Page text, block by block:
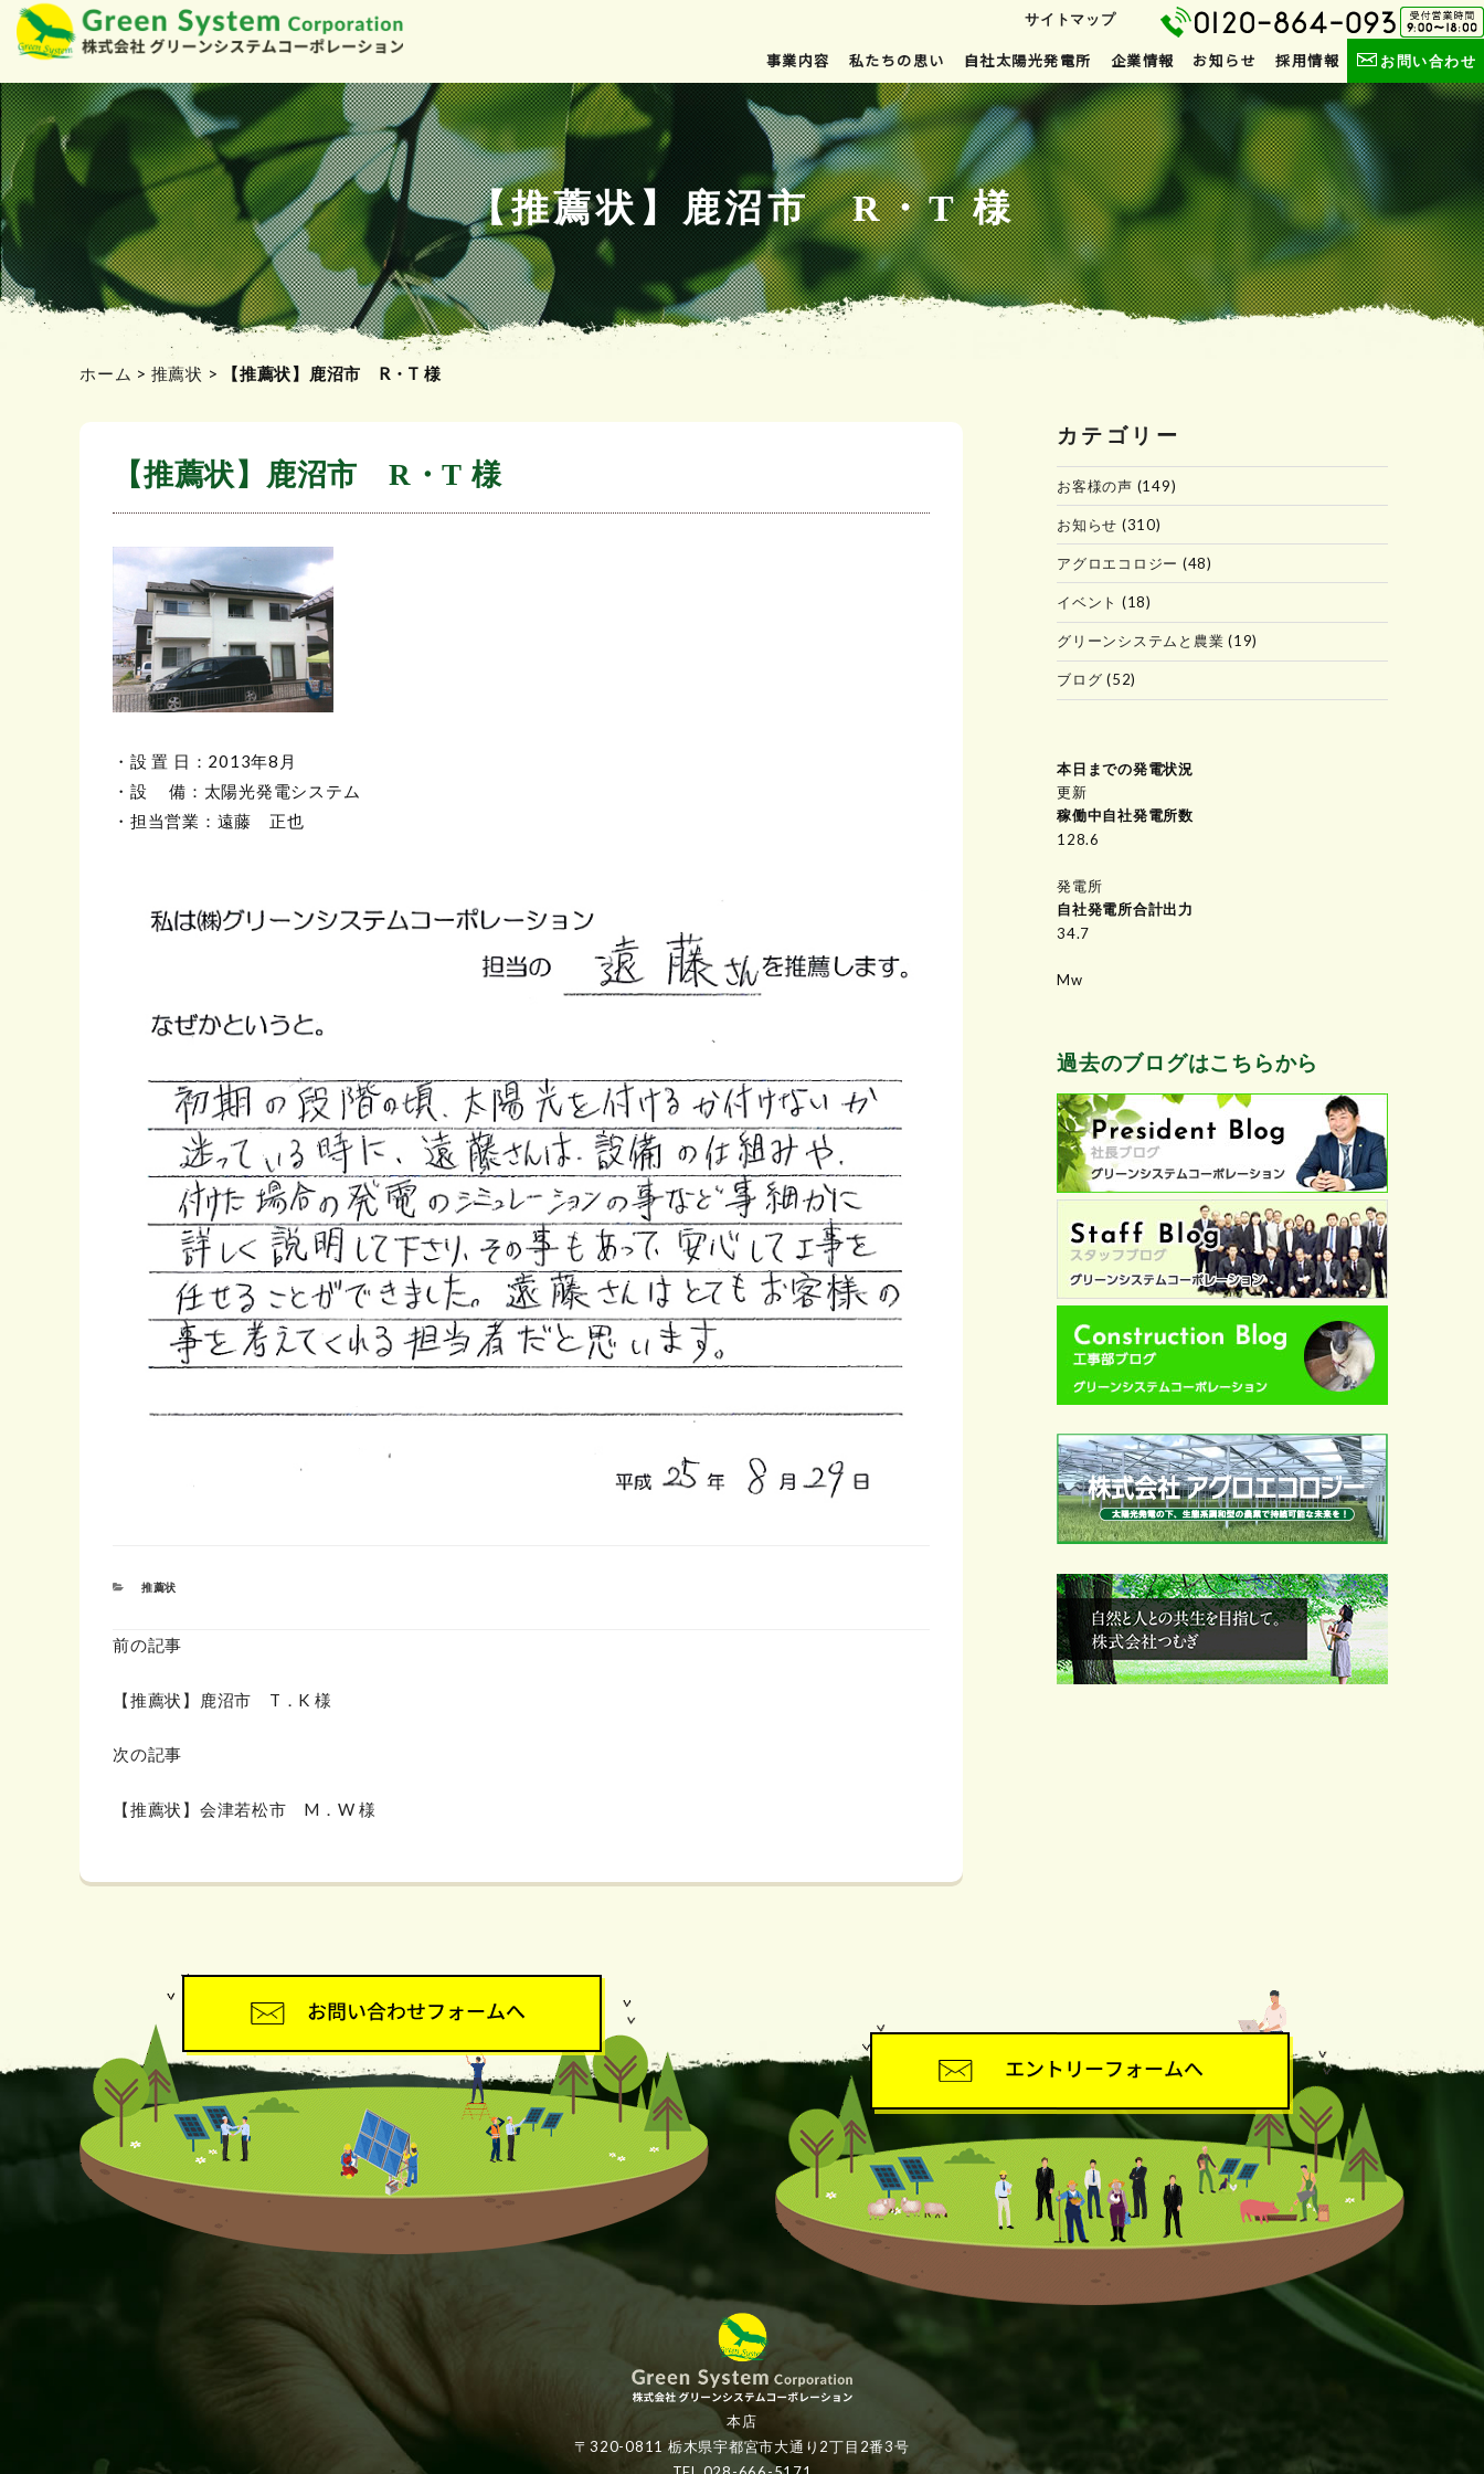
ン
テ
ン
ツ
へ
ス
キ
ッ
プ
サイトマップ
事業内容 私たちの思い 自社太陽光発電所 企業情報 お知らせ 採用情報 お問い合わせ
【推薦状】鹿沼市 R・T 様
ホーム > 推薦状 > 【推薦状】鹿沼市 R・T 様
【推薦状】鹿沼市 R・T 様
・設 置 日：2013年8月
・設 備：太陽光発電システム
・担当営業：遠藤 正也
カ
リ
ー
推薦状
前の記事
【推薦状】鹿沼市 T．K 様
次の記事
【推薦状】会津若松市 M．W 様
カテゴリー
お客様の声 (149)
お知らせ (310)
アグロエコロジー (48)
イベント (18)
グリーンシステムと農業 (19)
ブログ (52)
本日までの発電状況
更新
稼働中自社発電所数
150.4
発電所
自社発電所合計出力
34.7
Mw
過去のブログはこちらから
本店
〒320-0811 栃木県宇都宮市大通り2丁目2番3号